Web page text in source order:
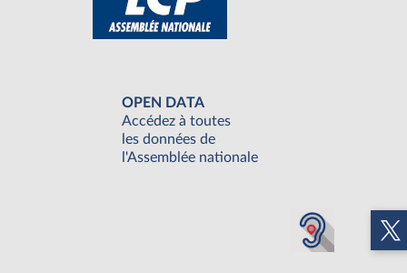
OPEN DATA
Accédez à toutes
les données de
l'Assemblée nationale